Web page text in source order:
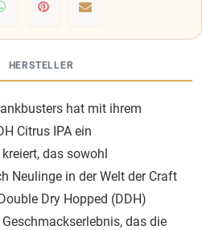
HERSTELLER
hat mit ihrem
Citrus IPA ein
das sowohl
Neulinge in der Welt der Craft
Dry Hopped (DDH)
das die